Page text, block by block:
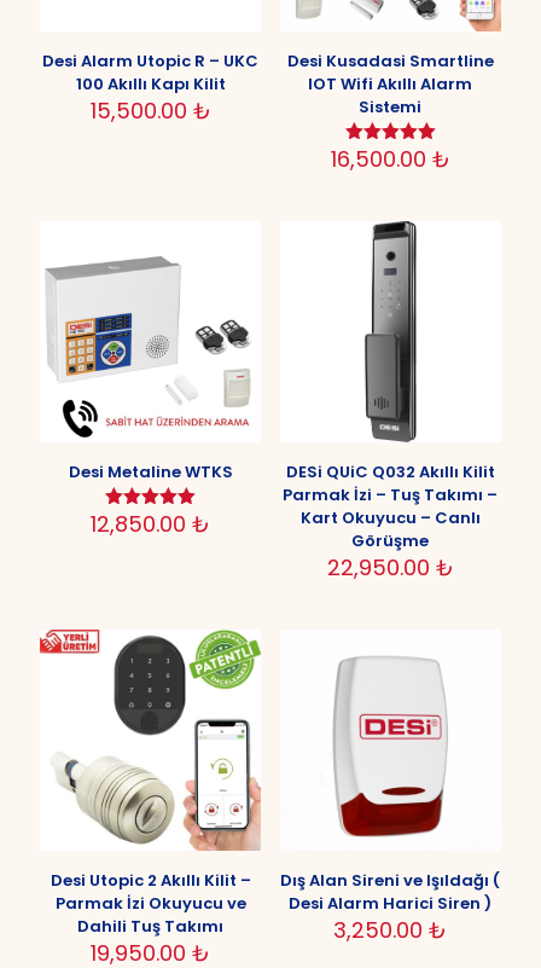
Desi Alarm Utopic R – UKC
100 Akıllı Kapı Kilit
15,500.00 ₺
Desi Kusadasi Smartline
IOT Wifi Akıllı Alarm
Sistemi
5 üzerinden
5.00
16,500.00 ₺
Desi Metaline WTKS
5 üzerinden
12,850.00₺
DESi QUiC Q032 Akıllı Kilit
Parmak İzi – Tuş Takımı –
Kart Okuyucu – Canlı
Görüşme
22,950.00 ₺
Desi Utopic 2 Akıllı Kilit –
Parmak İzi Okuyucu ve
Dahili Tuş Takımı
19,950.00₺
Dış Alan Sireni ve Işıldağı (
Desi Alarm Harici Siren )
3,250.00₺